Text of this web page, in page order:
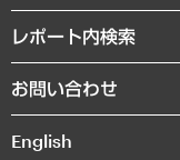
まちづくり・観光・交通・
自然資源・農林水産業・食
沿革
組織図・本部部室紹介
インドネシア現地法人
レポート内検索
お問い合わせ
English